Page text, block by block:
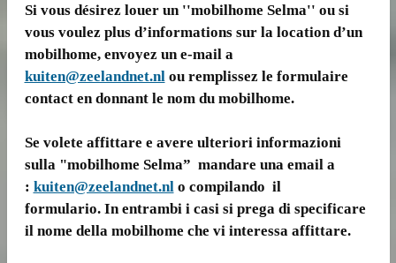
Si vous désirez louer un ''mobilhome Selma'' ou si
vous voulez plus d’informations sur la location d’un
mobilhome, envoyez un e-mail a
kuiten@zeelandnet.nlou remplissez le formulaire
contact en donnant le nom du mobilhome.
Se volete affittare e avere ulteriori informazioni
sulla "mobilhome Selma” mandare una email a
: kuiten@zeelandnet.nlo compilando il
formulario. In entrambi i casi si prega di specificare
il nome della mobilhome che vi interessa affittare.